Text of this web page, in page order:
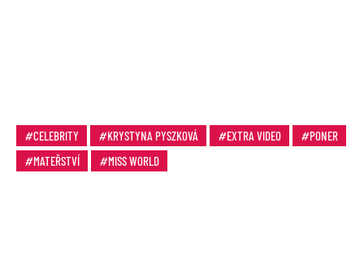
CELEBRITY KRYSTYNA PYSZKOVÁ EXTRA VIDEO
PONER
MATEŘSTVÍ
MISS WORLD